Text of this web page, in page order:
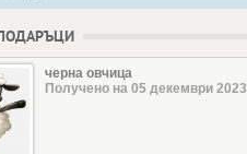
черна овчица
Получено на 05 декември 2023